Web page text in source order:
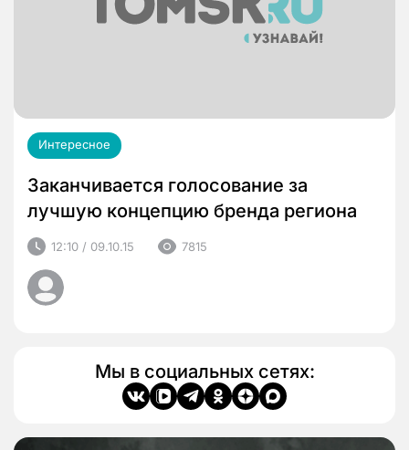
Интересное
Заканчивается голосование за
лучшую концепцию бренда региона
12:10 / 09.10.15 7815
Мы в социальных сетях: